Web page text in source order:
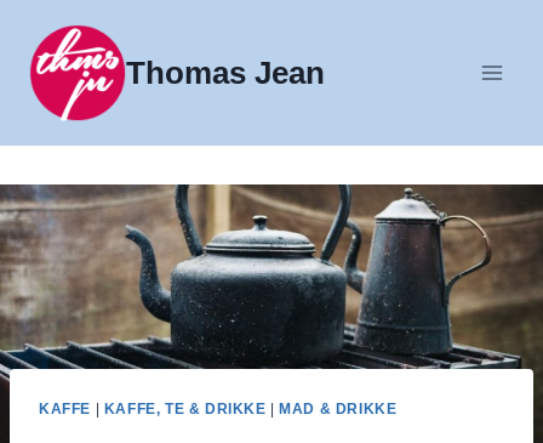
indhold
Thomas Jean
KAFFE KAFFE, TE & DRIKKE MAD & DRIKKE